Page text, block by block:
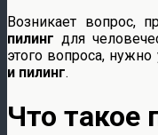
Возникает вопрос,
пилинг для
этого вопроса, нужно
и пилинг.
Что такое